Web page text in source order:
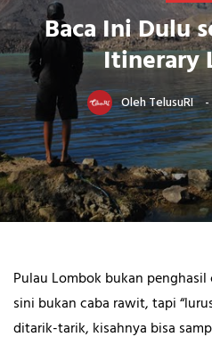
Baca Ini Dulu
Itinerary
OlehTelusuRI
Pulau Lombok bukan penghasil
sini bukan caba rawit, tapi
ditarik-tarik, kisahnya bisa